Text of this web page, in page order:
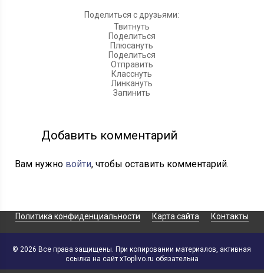
Поделиться с друзьями:
Твитнуть
Поделиться
Плюсануть
Поделиться
Отправить
Класснуть
Линкануть
Запинить
Добавить комментарий
Вам нужно войти, чтобы оставить комментарий.
Политика конфиденциальности Карта сайта Контакты
© 2026 Все права защищены. При копировании материалов, активная
ссылка на сайт xToplivo.ru обязательна